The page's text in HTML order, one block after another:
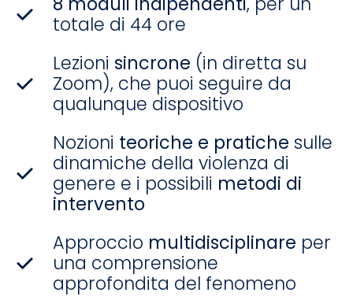
totale di 44 ore
Lezioni sincrone (in diretta su
Zoom), che puoi seguire da
qualunque dispositivo
Nozioni teoriche e pratiche sulle
dinamiche della violenza di
genere e i possibili metodi di
intervento
Approccio multidisciplinare per
una comprensione
approfondita del fenomeno